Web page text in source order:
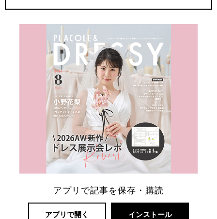
アプリで記事を保存・購読
アプリで開く インストール